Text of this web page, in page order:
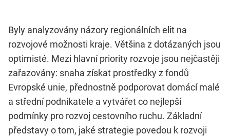
Byly analyzovány názory regionálních elit na
rozvojové možnosti kraje. Většina z dotázaných jsou
optimisté. Mezi hlavní priority rozvoje jsou nejčastěji
zařazovány: snaha získat prostředky z fondů
Evropské unie, přednostně podporovat domácí malé
a střední podnikatele a vytvářet co nejlepší
podmínky pro rozvoj cestovního ruchu. Základní
představy o tom, jaké strategie povedou k rozvoji